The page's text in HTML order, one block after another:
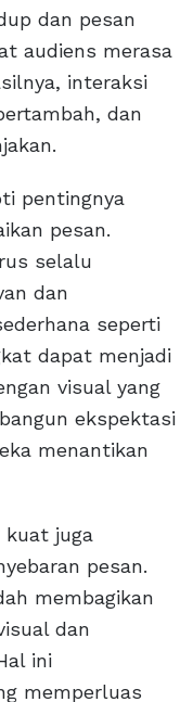
dan pesan
audiens merasa
interaksi
dan
pentingnya
pesan.
selalu
dan
seperti
dapat menjadi
visual yang
ekspektasi
menantikan
kuat juga
pesan.
membagikan
dan
ini
memperluas